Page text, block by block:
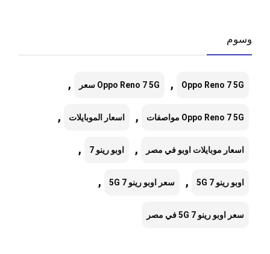
وسوم
Oppo Reno 7 5G
, Oppo Reno 7 5G سعر ,
Oppo Reno 7 5G مواصفات , اسعار الموبايلات ,
اسعار موبايلات اوبو في مصر , اوبو رينو 7 ,
اوبو رينو 7 5G , سعر اوبو رينو 7 5G ,
سعر اوبو رينو 7 5G في مصر